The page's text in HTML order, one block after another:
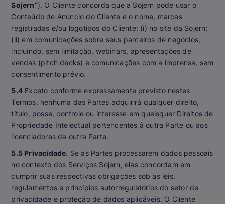
Sojern”). O Cliente concorda que a Sojern pode usar o
Conteúdo de Anúncio do Cliente e o nome, marcas
registradas e/ou logotipos do Cliente: (i) no site da Sojern;
(ii) em comunicações sobre seus parceiros de negócios,
incluindo, sem limitação, webinars, apresentações de
vendas (pitch decks) e comunicações com a imprensa, sem
consentimento prévio.
5.4 Exceto conforme expressamente previsto nestes
Termos, nenhuma das Partes adquirirá qualquer direito,
título, posse, controle ou interesse em quaisquer Direitos de
Propriedade Intelectual pertencentes à outra Parte ou aos
licenciadores da outra Parte.
5.5 Privacidade. Se as Partes processarem dados pessoais
no contexto dos Serviços Sojern, elas concordam em
cumprir suas respectivas obrigações sob as leis,
regulamentos e princípios autorregulatórios do setor de
privacidade e proteção de dados aplicáveis. O Cliente